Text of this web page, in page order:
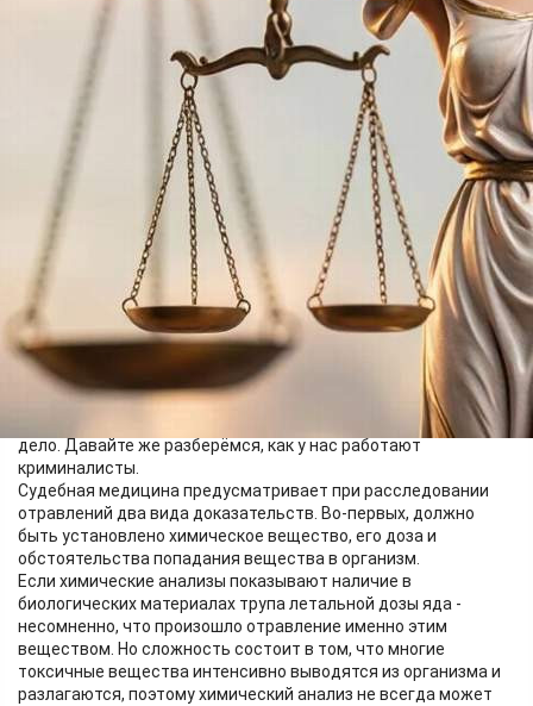
Изображение создано нейросетью
"А вокруг... прокурорская истерика! Весь шабаш нечистой
силы!", "Какая же демоническая сила заставляет
современных экспертов, следователей и судей творить
подобное... Ведь понимаем же это мы, дорогой читатель - а
разве у наших правоохранителей ума меньше?!" - так
описывает Юрий Домбровский в романе "Факультет
ненужных вещей" атмосферу "мрачных сталинских времён".
Но перенесёмся в наши светлые дни.
Летом 2025 года в детском лагере "Багульник" в Хакасии
произошла трагедия. Умерла 10-летняя девочки, и врачи
диагностировали отравление неустановленным веществом.
Как положено в таких случаях, было возбуждено уголовное
дело. Давайте же разберёмся, как у нас работают
криминалисты.
Судебная медицина предусматривает при расследовании
отравлений два вида доказательств. Во-первых, должно
быть установлено химическое вещество, его доза и
обстоятельства попадания вещества в организм.
Если химические анализы показывают наличие в
биологических материалах трупа летальной дозы яда -
несомненно, что произошло отравление именно этим
веществом. Но сложность состоит в том, что многие
токсичные вещества интенсивно выводятся из организма и
разлагаются, поэтому химический анализ не всегда может